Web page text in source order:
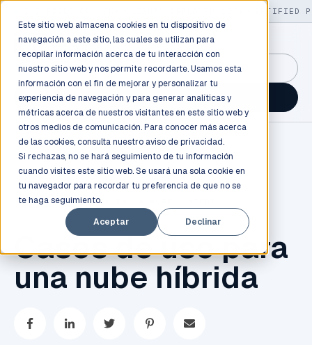
Este sitio web almacena cookies en tu dispositivo de
navegación a este sitio, las cuales se utilizan para
recopilar información acerca de tu interacción con
nuestro sitio web y nos permite recordarte. Usamos esta
información con el fin de mejorar y personalizar tu
experiencia de navegación y para generar analíticas y
métricas acerca de nuestros visitantes en este sitio web y
otros medios de comunicación. Para conocer más acerca
de las cookies, consulta nuestro aviso de privacidad.
Si rechazas, no se hará seguimiento de tu información
cuando visites este sitio web. Se usará una sola cookie en
tu navegador para recordar tu preferencia de que no se
te haga seguimiento.
Aceptar
Declinar
130+ CERTIFIED
GuidancePlex →
Talk to an engineer →
NUBE , SERVIDORES EN LA NUBE
Casos de uso para
una nube híbrida